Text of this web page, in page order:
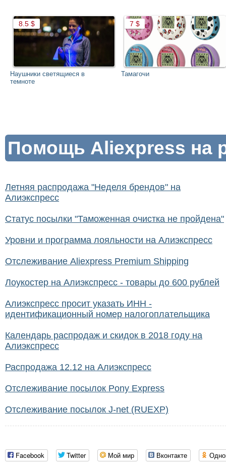
Наушники светящиеся в
темноте
Тамагочи
Помощь Aliexpress на
Летняя распродажа "Неделя брендов" на
Алиэкспресс
Статус посылки "Таможенная очистка не пройдена"
Уровни и программа лояльности на Алиэкспресс
Отслеживание Aliexpress Premium Shipping
Лоукостер на Алиэкспресс - товары до 600 рублей
Алиэкспресс просит указать ИНН -
идентификационный номер налогоплательщика
Календарь распродаж и скидок в 2018 году на
Алиэкспресс
Распродажа 12.12 на Алиэкспресс
Отслеживание посылок Pony Express
Отслеживание посылок J-net (RUEXP)
Facebook Twitter Мой мир Вконтакте